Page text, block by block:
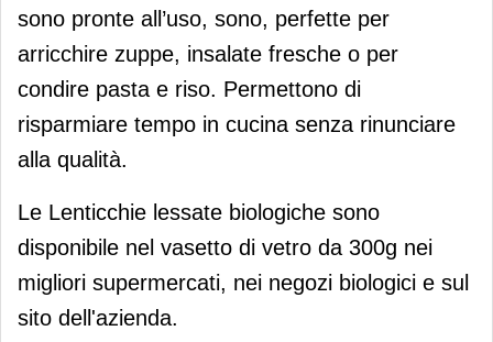
sono pronte all’uso, sono, perfette per
arricchire zuppe, insalate fresche o per
condire pasta e riso. Permettono di
risparmiare tempo in cucina senza rinunciare
alla qualità.
Le Lenticchie lessate biologiche sono
disponibile nel vasetto di vetro da 300g nei
migliori supermercati, nei negozi biologici e sul
sito dell'azienda.